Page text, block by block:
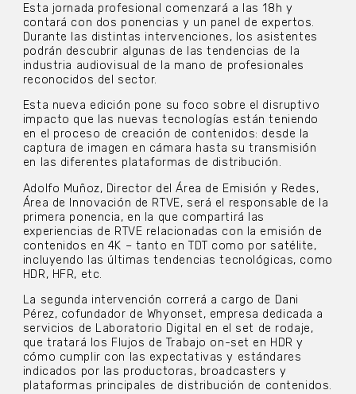
Esta jornada profesional comenzará a las 18h y
contará con dos ponencias y un panel de expertos.
Durante las distintas intervenciones, los asistentes
podrán descubrir algunas de las tendencias de la
industria audiovisual de la mano de profesionales
reconocidos del sector.
Esta nueva edición pone su foco sobre el disruptivo
impacto que las nuevas tecnologías están teniendo
en el proceso de creación de contenidos: desde la
captura de imagen en cámara hasta su transmisión
en las diferentes plataformas de distribución.
Adolfo Muñoz, Director del Área de Emisión y Redes,
Área de Innovación de RTVE, será el responsable de la
primera ponencia, en la que compartirá las
experiencias de RTVE relacionadas con la emisión de
contenidos en 4K – tanto en TDT como por satélite,
incluyendo las últimas tendencias tecnológicas, como
HDR, HFR, etc.
La segunda intervención correrá a cargo de Dani
Pérez, cofundador de Whyonset, empresa dedicada a
servicios de Laboratorio Digital en el set de rodaje,
que tratará los Flujos de Trabajo on-set en HDR y
cómo cumplir con las expectativas y estándares
indicados por las productoras, broadcasters y
plataformas principales de distribución de contenidos.